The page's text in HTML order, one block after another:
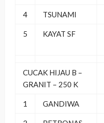
4 TSUNAMI
5 KAYAT SF
CUCAK HIJAU B –
GRANIT – 250 K
1 GANDIWA